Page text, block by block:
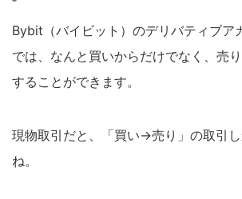
Bybit（バイビット）のデリバティブア
では、なんと買いからだけでなく、売
することができます。
現物取引だと、「買い→売り」の取引
ね。